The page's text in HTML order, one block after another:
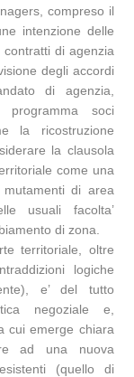
compreso il
intenzione delle
di agenzia
degli accordi
di agenzia,
programma soci
la ricostruzione
la clausola
come una
mutamenti di area
usuali facolta’
di zona.
territoriale, oltre
logiche
e’ del tutto
negoziale e,
cui emerge chiara
ad una nuova
(quello di